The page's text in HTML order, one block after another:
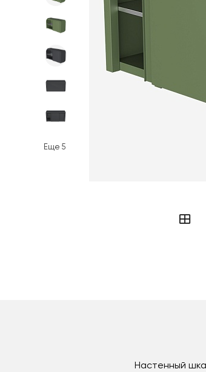
Еще 5
Настенный